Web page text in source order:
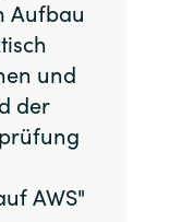
Aufbau
und
der
AWS"